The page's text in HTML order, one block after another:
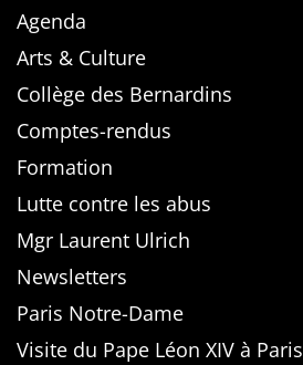
Agenda
Arts & Culture
Collège des Bernardins
Comptes-rendus
Formation
Lutte contre les abus
Mgr Laurent Ulrich
Newsletters
Paris Notre-Dame
Visite du Pape Léon XIV à Paris